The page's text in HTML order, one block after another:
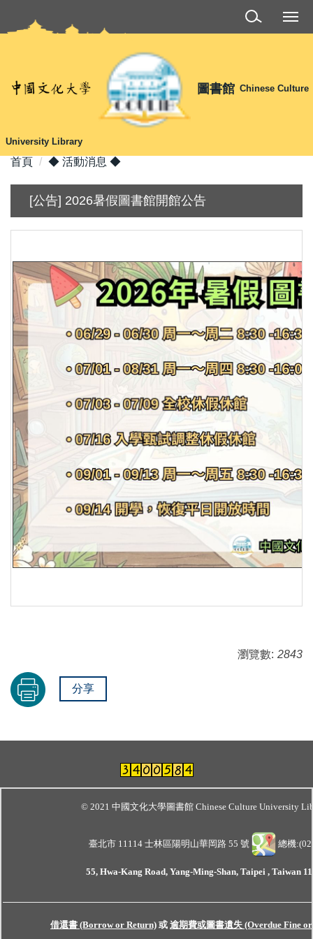
到
內
容
圖書館 Chinese Culture
University Library
首頁 ◆ 活動消息 ◆
[公告] 2026暑假圖書館開館公告
瀏覽數: 2843
分享
© 2021 中國文化大學圖書館 Chinese Culture University
臺北市 11114 士林區陽明山華岡路 55 號 總機
55, Hwa-Kang Road, Yang-Ming-Shan, Taipei , Taiwan
借還書 (Borrow or Return) 或 逾期費或圖書遺失 (Overdue Fine